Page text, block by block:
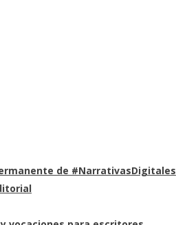
de #NarrativasDigitales